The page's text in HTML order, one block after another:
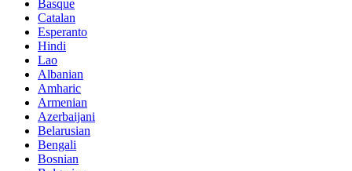
Basque
Catalan
Esperanto
Hindi
Lao
Albanian
Amharic
Armenian
Azerbaijani
Belarusian
Bengali
Bosnian